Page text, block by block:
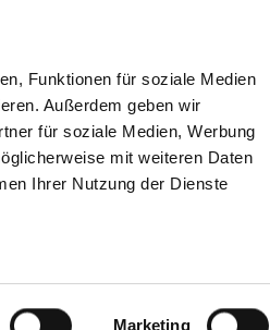
Funktionen für soziale Medien
Außerdem geben wir
für soziale Medien, Werbung
mit weiteren Daten
Ihrer Nutzung der Dienste
Marketing
DAS DKV